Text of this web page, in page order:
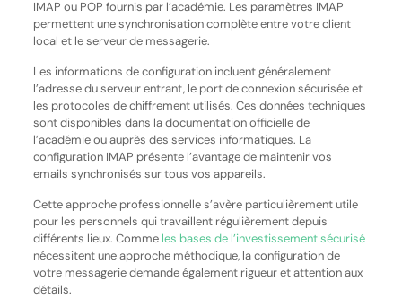
IMAP ou POP fournis par l’académie. Les paramètres IMAP
permettent une synchronisation complète entre votre client
local et le serveur de messagerie.
Les informations de configuration incluent généralement
l’adresse du serveur entrant, le port de connexion sécurisée et
les protocoles de chiffrement utilisés. Ces données techniques
sont disponibles dans la documentation officielle de
l’académie ou auprès des services informatiques. La
configuration IMAP présente l’avantage de maintenir vos
emails synchronisés sur tous vos appareils.
Cette approche professionnelle s’avère particulièrement utile
pour les personnels qui travaillent régulièrement depuis
différents lieux. Comme les bases de l’investissement sécurisé
nécessitent une approche méthodique, la configuration de
votre messagerie demande également rigueur et attention aux
détails.